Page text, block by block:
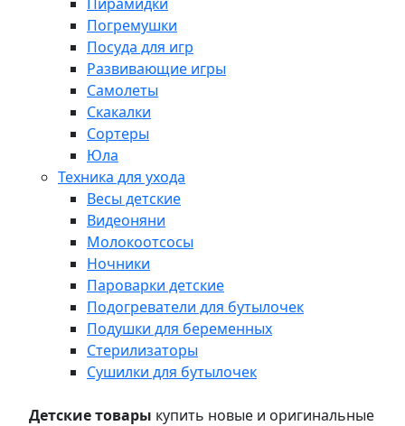
Погремушки
Посуда для игр
Развивающие игры
Самолеты
Скакалки
Сортеры
Юла
Техника для ухода
Весы детские
Видеоняни
Молокоотсосы
Ночники
Пароварки детские
Подогреватели для бутылочек
Подушки для беременных
Стерилизаторы
Сушилки для бутылочек
Детские товары купить новые и оригинальные